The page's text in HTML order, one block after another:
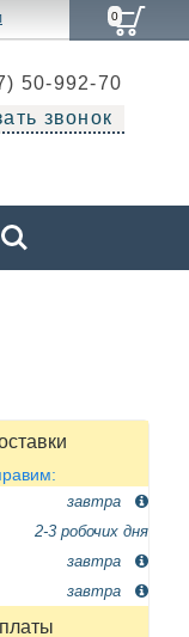
50-992-70
звонок
0
завтра
2-3 робочих дня
завтра
завтра